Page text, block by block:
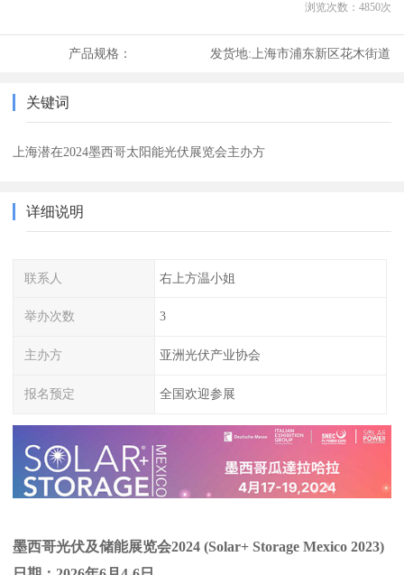
浏览次数： 4850次
产品规格： 发货地:上海市浦东新区花木街道
关键词
上海潜在2024墨西哥太阳能光伏展览会主办方
详细说明
联系人 右上方温小姐
举办次数 3
主办方 亚洲光伏产业协会
报名预定 全国欢迎参展
墨西哥光伏及储能展览会2024 (Solar+ Storage Mexico 2023)